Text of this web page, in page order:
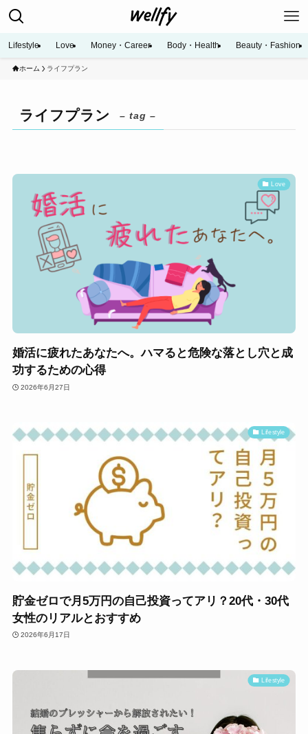
Lifestyle Love Money・Career Body・Health Beauty・Fashion
ホーム ライフプラン
ライフプラン – tag –
Love
婚活に疲れたあなたへ。ハマると危険な落とし穴と成
功するための心得
2026年6月27日
Lifestyle
貯金ゼロで月5万円の自己投資ってアリ？20代・30代
女性のリアルとおすすめ
2026年6月17日
Lifestyle